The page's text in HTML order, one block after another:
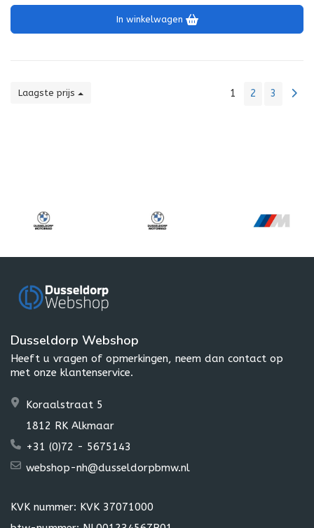
In winkelwagen
Laagste prijs 1 2 3
Dusseldorp Webshop
Heeft u vragen of opmerkingen, neem dan contact op
met onze klantenservice.
Koraalstraat 5
1812 RK Alkmaar
+31 (0)72 - 5675143
webshop-nh@dusseldorpbmw.nl
KVK nummer: KVK 37071000